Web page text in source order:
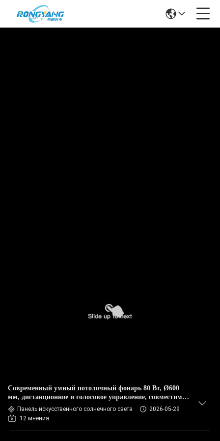
Современный умный потолочный фонарь 80 Вт, Ø600
мм, дистанционное и голосовое управление, совместимый
с Zigbee, CE/UKCA/RCM
Панель искусственного солнечного света
2026-05-29
12 мнения